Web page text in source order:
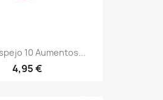
10 Aumentos...
4,95 €